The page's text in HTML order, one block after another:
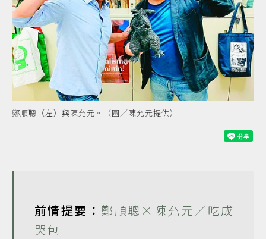
鄭順聰（左）與陳允元。（圖／陳允元提供）
前情提要： 鄭順聰×陳允元／吃成
哭包